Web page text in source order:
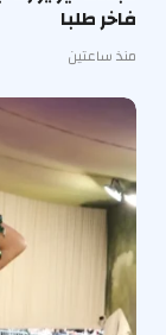
فاخر طلبا
منذ ساعتين